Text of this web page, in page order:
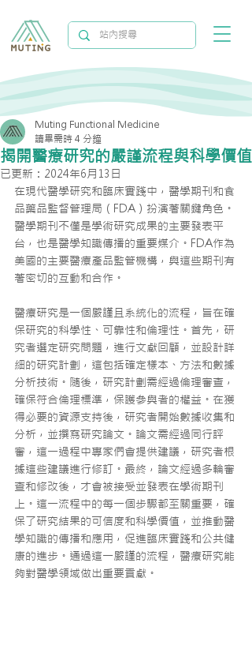
揭開醫療研究的嚴謹流程與科學價值
Muting Functional Medicine
讀畢需時 4 分鐘
已更新： 2024年6月13日
在現代醫學研究和臨床實踐中，醫學期刊和食
品藥品監督管理局（FDA）扮演著關鍵角色。
醫學期刊不僅是學術研究成果的主要發表平
台，也是醫學知識傳播的重要媒介。FDA作為
美國的主要醫療產品監管機構，與這些期刊有
著密切的互動和合作。
醫療研究是一個嚴謹且系統化的流程，旨在確
保研究的科學性、可靠性和倫理性。首先，研
究者選定研究問題，進行文獻回顧，並設計詳
細的研究計劃，這包括確定樣本、方法和數據
分析技術。隨後，研究計劃需經過倫理審查，
確保符合倫理標準，保護參與者的權益。在獲
得必要的資源支持後，研究者開始數據收集和
分析，並撰寫研究論文。論文需經過同行評
審，這一過程中專家們會提供建議，研究者根
據這些建議進行修訂。最終，論文經過多輪審
查和修改後，才會被接受並發表在學術期刊
上。這一流程中的每一個步驟都至關重要，確
保了研究結果的可信度和科學價值，並推動醫
學知識的傳播和應用，促進臨床實踐和公共健
康的進步。通過這一嚴謹的流程，醫療研究能
夠對醫學領域做出重要貢獻。